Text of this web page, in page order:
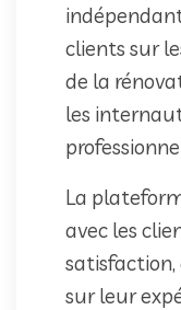
clients sur
de la
les
La
avec les
sur leur